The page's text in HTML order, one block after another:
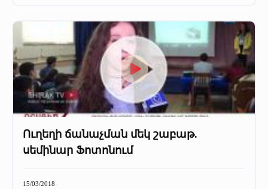
Ուղեղի ճանաչման մեկ շաբաթ.
սեմինար Ֆոտոնում
15/03/2018